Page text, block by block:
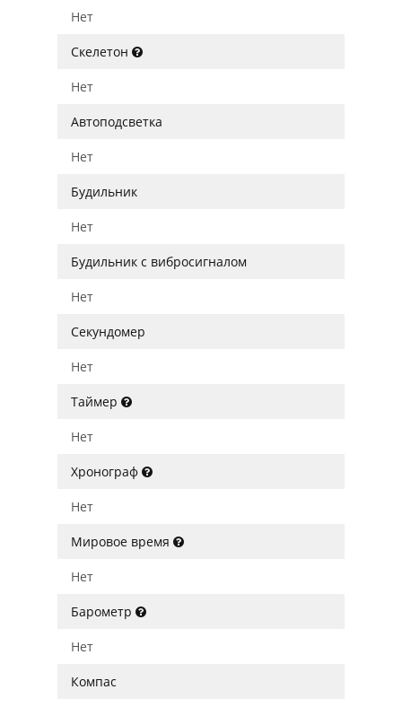
Нет
Скелетон
Нет
Автоподсветка
Нет
Будильник
Нет
Будильник с вибросигналом
Нет
Секундомер
Нет
Таймер
Нет
Хронограф
Нет
Мировое время
Нет
Барометр
Нет
Компас